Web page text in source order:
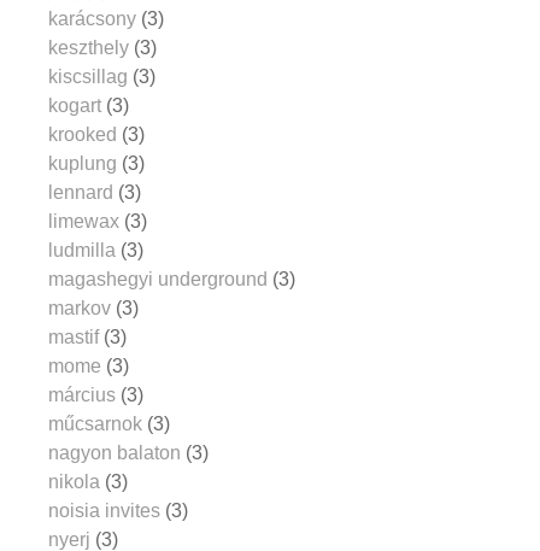
karácsony (3)
keszthely (3)
kiscsillag (3)
kogart (3)
krooked (3)
kuplung (3)
lennard (3)
limewax (3)
ludmilla (3)
magashegyi underground (3)
markov (3)
mastif (3)
mome (3)
március (3)
műcsarnok (3)
nagyon balaton (3)
nikola (3)
noisia invites (3)
nyerj (3)